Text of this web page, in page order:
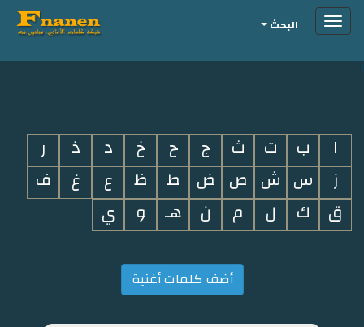
i
Toggleالبحث
ا ب ت ث ج ح خ د ذ
ر
ز
س ش ص ض ط ظ ع غ
ف
ق
ك ل م ن هـ و ي
أضف كلمات أغنية